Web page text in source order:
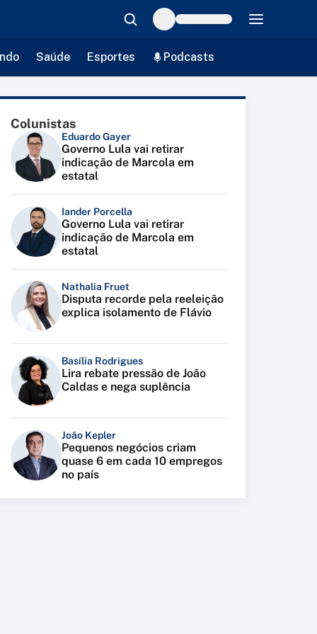
Saúde Esportes Podcasts
Colunistas
Eduardo Gayer
Governo Lula vai retirar
indicação de Marcola em
estatal
Iander Porcella
Governo Lula vai retirar
indicação de Marcola em
estatal
Nathalia Fruet
Disputa recorde pela reeleição
explica isolamento de Flávio
Basília Rodrigues
Lira rebate pressão de João
Caldas e nega suplência
João Kepler
Pequenos negócios criam
quase 6 em cada 10 empregos
no país